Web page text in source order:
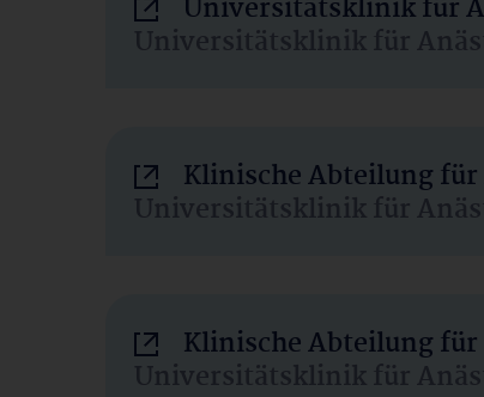
Universitätsklinik für
Universitätsklinik für
Klinische Abteilung
Universitätsklinik für
Klinische Abteilung
Universitätsklinik für